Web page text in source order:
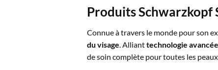
Produits Schwarzkopf
Connue à travers le monde pour son
du visage. Allianttechnologie avancée
de soin complète pour toutes les